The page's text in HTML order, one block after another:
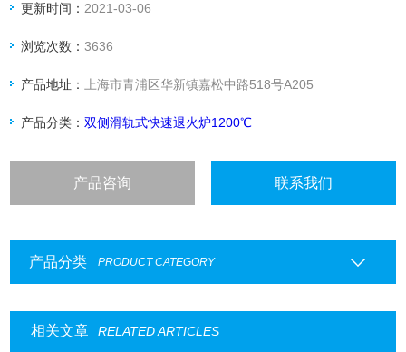
更新时间： 2021-03-06
浏览次数：3636
产品地址： 上海市青浦区华新镇嘉松中路518号A205
产品分类：双侧滑轨式快速退火炉1200℃
产品咨询 联系我们
产品分类 PRODUCT CATEGORY
相关文章 RELATED ARTICLES